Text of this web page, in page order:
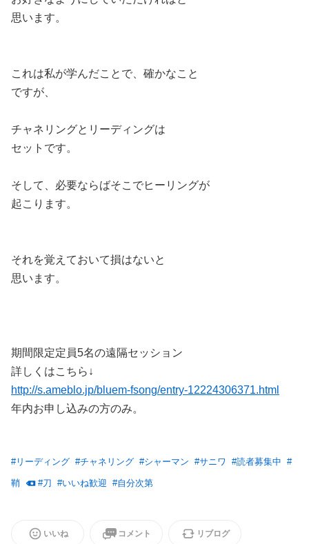
思います。
これは私が学んだことで、確かなこと
ですが、
チャネリングとリーディングは
セットです。
そして、必要ならばそこでヒーリングが
起こります。
それを覚えておいて損はないと
思います。
期間限定定員5名の遠隔セッション
詳しくはこちら↓
http://s.ameblo.jp/bluem-fsong/entry-12224306371.html
年内お申し込みの方のみ。
#リーディング #チャネリング #シャーマン #サニワ #読者募集中 #
鞘 #刀 #いいね歓迎 #自分次第
いいね コメント リブログ